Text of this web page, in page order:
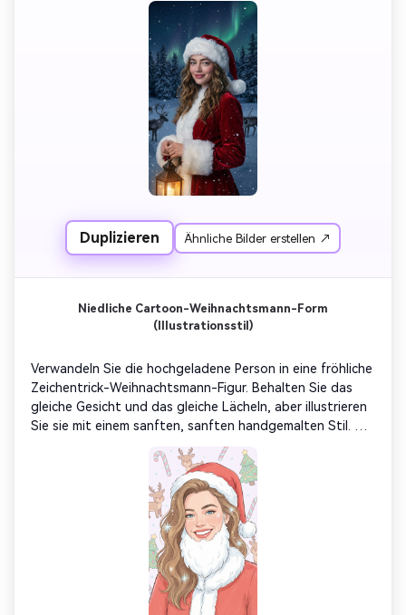
Hintergrund stehen schneebedeckte Kiefernwälder,
Silhouetten von Rentieren und ein sternenübersät
Nachthimmel. Verträumte, magische, ultra-detaillierte,
filmische Weihnachtsfilm-Atmosphäre.
Duplizieren Ähnliche Bilder erstellen ↗
Niedliche Cartoon-Weihnachtsmann-Form
(Illustrationsstil)
Verwandeln Sie die hochgeladene Person in eine fröhliche
Zeichentrick-Weihnachtsmann-Figur. Behalten Sie das
gleiche Gesicht und das gleiche Lächeln, aber illustrieren
Sie sie mit einem sanften, sanften handgemalten Stil.
Plus einen roten Weihnachtsmantel, flauschiger weißer
Bart und glitzernde Schneeflocken rund um ihn.
Hintergrund mit Zuckerstöcken, Rentieren und
Weihnachtsbäumen, niedliche und fröhliche
Urlaubsillustrationen.